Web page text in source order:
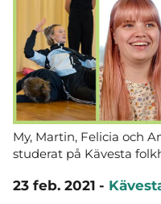
My, Martin, Felicia och
studerat på Kävesta
23 feb. 2021 -